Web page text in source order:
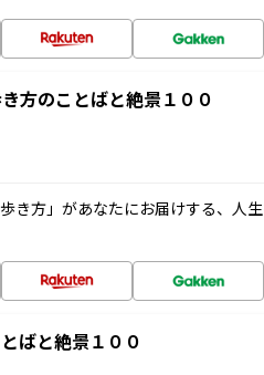
方のことばと絶景１００
き方」があなたにお届けする、人
ばと絶景１００